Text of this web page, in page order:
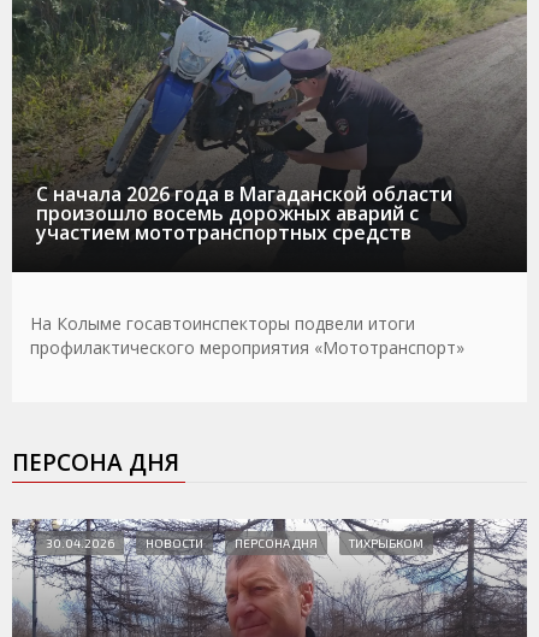
С начала 2026 года в Магаданской области
произошло восемь дорожных аварий с
участием мототранспортных средств
На Колыме госавтоинспекторы подвели итоги
профилактического мероприятия «Мототранспорт»
ПЕРСОНА ДНЯ
30.04.2026 НОВОСТИ ПЕРСОНА ДНЯ ТИХРЫБКОМ